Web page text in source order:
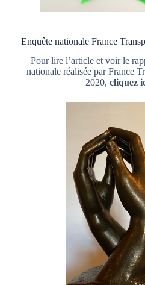
Enquête nationale France
Pour lire l’article et voir le
nationale réalisée par France
2020,cliquez